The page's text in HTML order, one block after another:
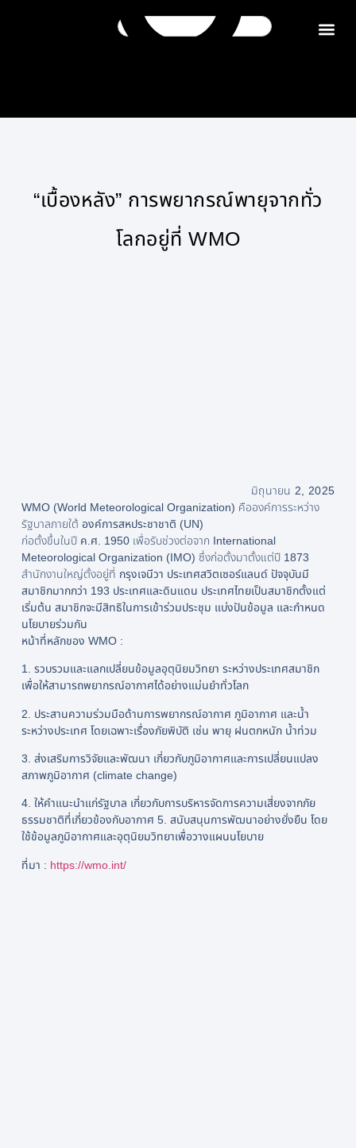
“เบื้องหลัง” การพยากรณ์พายุจากทั่ว
โลกอยู่ที่ WMO
มิถุนายน 2, 2025
WMO (World Meteorological Organization) คือองค์การระหว่าง
รัฐบาลภายใต้ องค์การสหประชาชาติ (UN)
ก่อตั้งขึ้นในปี ค.ศ. 1950เพื่อรับช่วงต่อจาก International
Meteorological Organization (IMO) ซึ่งก่อตั้งมาตั้งแต่ปี 1873
สำนักงานใหญ่ตั้งอยู่ที่ กรุงเจนีวา ประเทศสวิตเซอร์แลนด์ ปัจจุบันมี
สมาชิกมากกว่า 193 ประเทศและดินแดน ประเทศไทยเป็นสมาชิกตั้งแต่
เริ่มต้น สมาชิกจะมีสิทธิในการเข้าร่วมประชุม แบ่งปันข้อมูล และกำหนด
นโยบายร่วมกัน
หน้าที่หลักของ WMO :
1. รวบรวมและแลกเปลี่ยนข้อมูลอุตุนิยมวิทยา ระหว่างประเทศสมาชิก
เพื่อให้สามารถพยากรณ์อากาศได้อย่างแม่นยำทั่วโลก
2. ประสานความร่วมมือด้านการพยากรณ์อากาศ ภูมิอากาศ และน้ำ
ระหว่างประเทศ โดยเฉพาะเรื่องภัยพิบัติ เช่น พายุ ฝนตกหนัก น้ำท่วม
3. ส่งเสริมการวิจัยและพัฒนา เกี่ยวกับภูมิอากาศและการเปลี่ยนแปลง
สภาพภูมิอากาศ (climate change)
4. ให้คำแนะนำแก่รัฐบาล เกี่ยวกับการบริหารจัดการความเสี่ยงจากภัย
ธรรมชาติที่เกี่ยวข้องกับอากาศ 5. สนับสนุนการพัฒนาอย่างยั่งยืน โดย
ใช้ข้อมูลภูมิอากาศและอุตุนิยมวิทยาเพื่อวางแผนนโยบาย
ที่มา : https://wmo.int/